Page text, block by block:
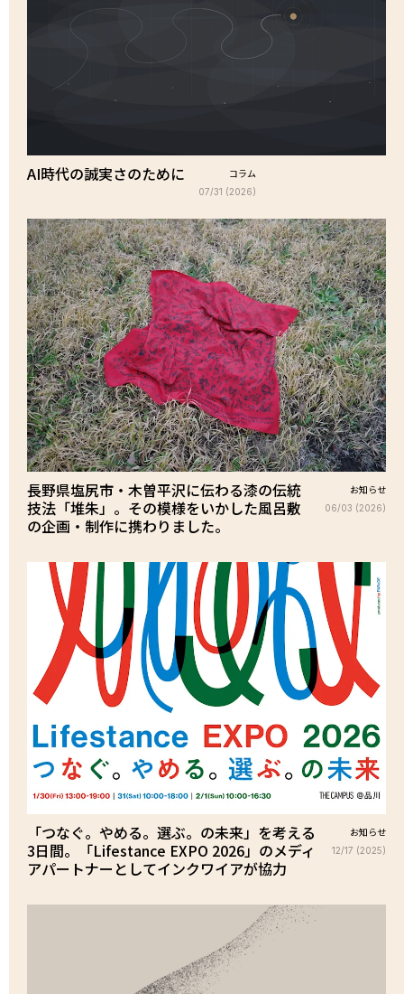
AI時代の誠実さのために コラム
07/31 (2026)
長野県塩尻市・木曽平沢に伝わる漆の伝統
技法「堆朱」。その模様をいかした風呂敷
の企画・制作に携わりました。
お知らせ
06/03 (2026)
「つなぐ。やめる。選ぶ。の未来」を考える
3日間。「Lifestance EXPO 2026」のメディ
アパートナーとしてインクワイアが協力
お知らせ
12/17 (2025)